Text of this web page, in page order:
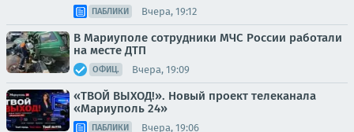
ПАБЛИКИ Вчера, 19:12
В Мариуполе сотрудники МЧС России работали
на месте ДТП
ОФИЦ. Вчера, 19:09
«ТВОЙ ВЫХОД!». Новый проект телеканала
«Мариуполь 24»
ПАБЛИКИ Вчера, 19:06